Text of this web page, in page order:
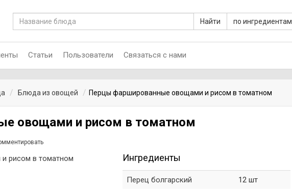
Найти по ингредиентам
Статьи Пользователи Связаться с нами
Блюда из овощей Перцы фаршированные овощами и рисом в томатном
овощами и рисом в томатном
Ингредиенты
Перец болгарский 12 шт